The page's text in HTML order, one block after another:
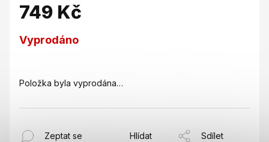
749 Kč
cena:
Vyprodáno
Položka byla vyprodána…
Zeptat se Hlídat Sdílet